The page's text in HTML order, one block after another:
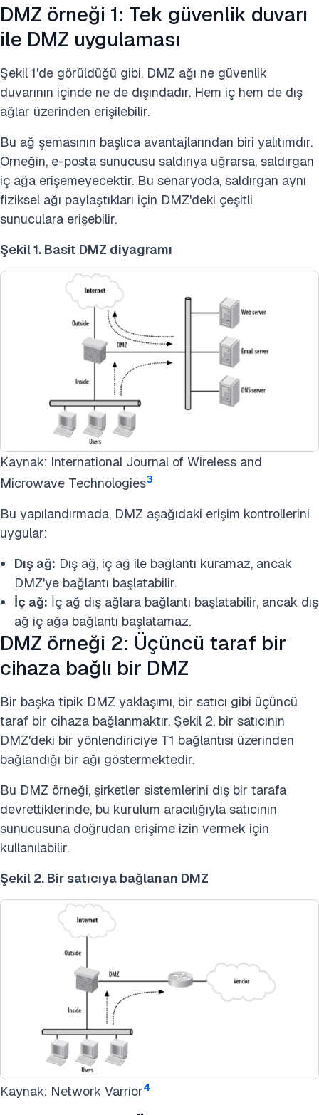
DMZ örneği 1: Tek güvenlik duvarı
ile DMZ uygulaması
Şekil 1'de görüldüğü gibi, DMZ ağı ne güvenlik
duvarının içinde ne de dışındadır. Hem iç hem de dış
ağlar üzerinden erişilebilir.
Bu ağ şemasının başlıca avantajlarından biri yalıtımdır.
Örneğin, e-posta sunucusu saldırıya uğrarsa, saldırgan
iç ağa erişemeyecektir. Bu senaryoda, saldırgan aynı
fiziksel ağı paylaştıkları için DMZ'deki çeşitli
sunuculara erişebilir.
Şekil 1. Basit DMZ diyagramı
Kaynak: International Journal of Wireless and
Microwave Technologies3
Bu yapılandırmada, DMZ aşağıdaki erişim kontrollerini
uygular:
Dış ağ: Dış ağ, iç ağ ile bağlantı kuramaz, ancak
DMZ'ye bağlantı başlatabilir.
İç ağ: İç ağ dış ağlara bağlantı başlatabilir, ancak dış
ağ iç ağa bağlantı başlatamaz.
DMZ örneği 2: Üçüncü taraf bir
cihaza bağlı bir DMZ
Bir başka tipik DMZ yaklaşımı, bir satıcı gibi üçüncü
taraf bir cihaza bağlanmaktır. Şekil 2, bir satıcının
DMZ'deki bir yönlendiriciye T1 bağlantısı üzerinden
bağlandığı bir ağı göstermektedir.
Bu DMZ örneği, şirketler sistemlerini dış bir tarafa
devrettiklerinde, bu kurulum aracılığıyla satıcının
sunucusuna doğrudan erişime izin vermek için
kullanılabilir.
Şekil 2. Bir satıcıya bağlanan DMZ
Kaynak: Network Varrior4